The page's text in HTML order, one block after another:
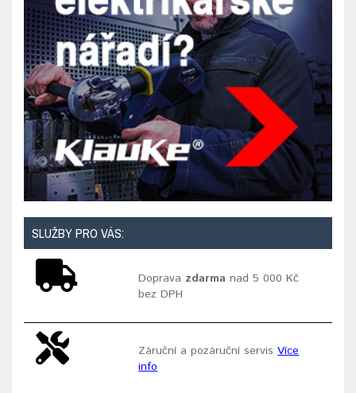
SLUŽBY PRO VÁS:
Doprava zdarma nad 5 000 Kč
bez DPH
Záruční a pozáruční servisVíce
info